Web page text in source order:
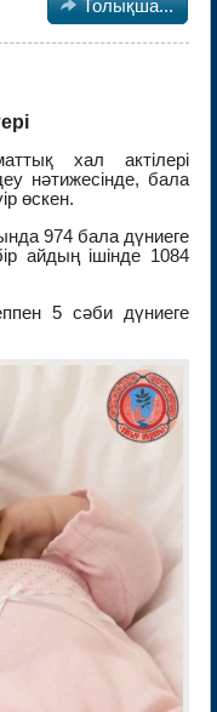
 Толықша...
хал актілері
нәтижесінде, бала
өскен.
974 бала дүниеге
айдың ішінде 1084
5 сәби дүниеге